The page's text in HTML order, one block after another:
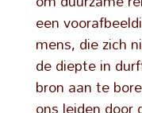
een
mens, die zich
de diepte in
bron aan te